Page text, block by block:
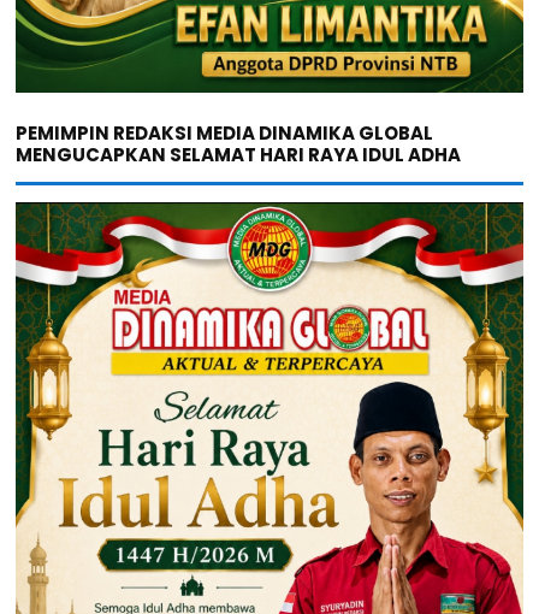
PEMIMPIN REDAKSI MEDIA DINAMIKA GLOBAL
MENGUCAPKAN SELAMAT HARI RAYA IDUL ADHA